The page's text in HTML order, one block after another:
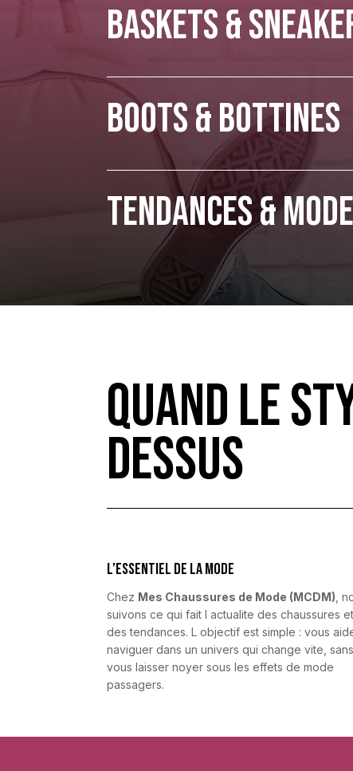
Baskets &
Boots & Bottines
Tendances &
Quand le
dessus
L’essentiel de la mode
Chez Mes Chaussures de Mode (MCDM) ,
suivons ce qui fait l actualite des chaussures et
des tendances. L objectif est simple : vous
naviguer dans un univers qui change vite, sans
vous laisser noyer sous les effets de mode
passagers.